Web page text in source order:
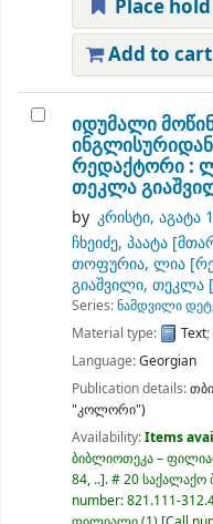
Place hold
Add to cart
იდუმალი
ინგლისურიდან
რედაქტორი :
თეკლა
by კრისტი, აგატა
ჩხეიძე, პაატა
თოფურია, ლია
გიაშვილი, თეკლა
Series:ნამდვილი
Material type:
Text;
Language:Georgian
Publication details:
"კოლორი")
Availability:Items
ბიბლიოთეკა –
84, .. .# 20
number:821.111-